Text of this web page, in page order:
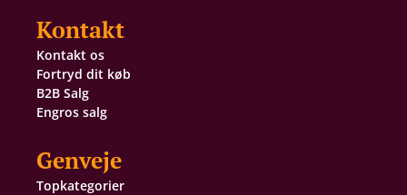
Kontakt
Kontakt os
Fortryd dit køb
B2B Salg
Engros salg
Genveje
Topkategorier